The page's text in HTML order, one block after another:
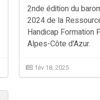
2nde édition du
2024 de la
Handicap Formation
Alpes-Côte d'Azur.
fév 18, 2025